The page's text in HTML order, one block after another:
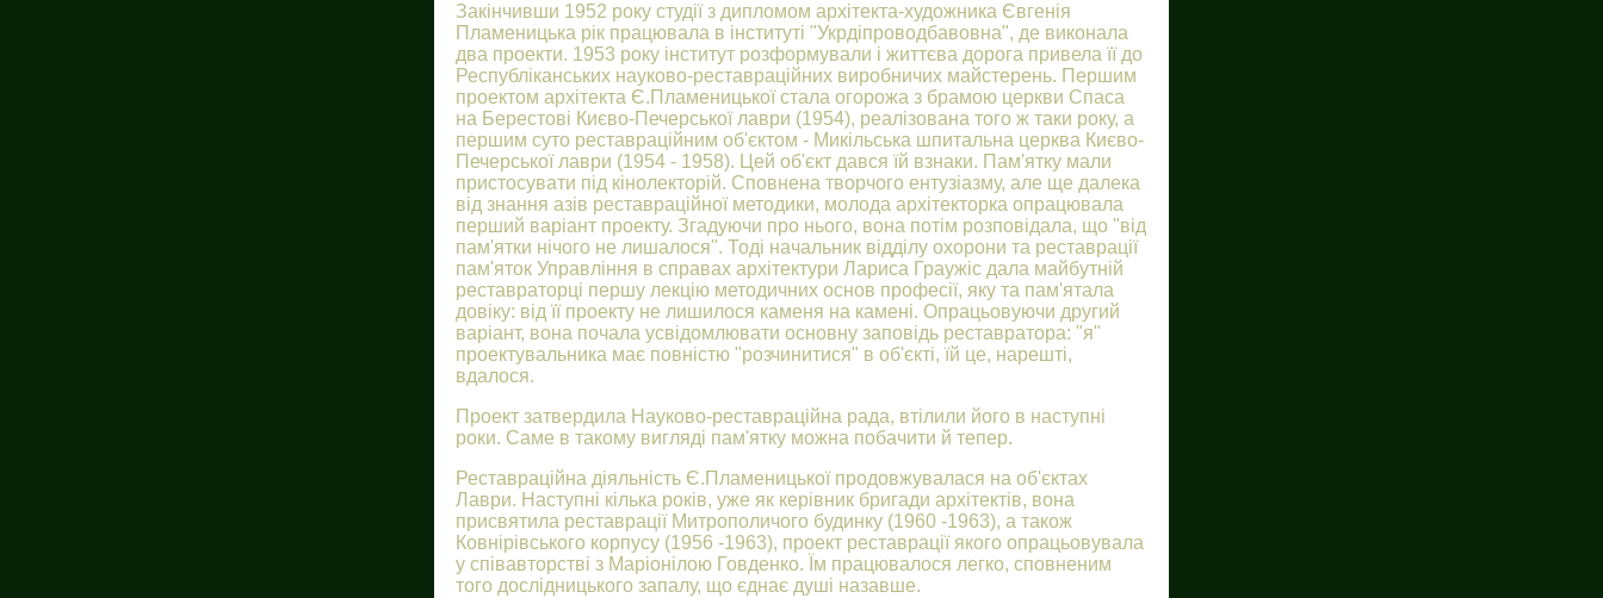
Закінчивши 1952 року студії з дипломом архітекта-художника Євгенія
Пламеницька рік працювала в інституті "Укрдіпроводбавовна", де виконала
два проекти. 1953 року інститут розформували і життєва дорога привела її до
Республіканських науково-реставраційних виробничих майстерень. Першим
проектом архітекта Є.Пламеницької стала огорожа з брамою церкви Спаса
на Берестові Києво-Печерської лаври (1954), реалізована того ж таки року, а
першим суто реставраційним об'єктом - Микільська шпитальна церква Києво-
Печерської лаври (1954 - 1958). Цей об'єкт дався їй взнаки. Пам'ятку мали
пристосувати під кінолекторій. Сповнена творчого ентузіазму, але ще далека
від знання азів реставраційної методики, молода архітекторка опрацювала
перший варіант проекту. Згадуючи про нього, вона потім розповідала, що "від
пам'ятки нічого не лишалося". Тоді начальник відділу охорони та реставрації
пам'яток Управління в справах архітектури Лариса Граужіс дала майбутній
реставраторці першу лекцію методичних основ професії, яку та пам'ятала
довіку: від її проекту не лишилося каменя на камені. Опрацьовуючи другий
варіант, вона почала усвідомлювати основну заповідь реставратора: "я"
проектувальника має повністю "розчинитися" в об'єкті, їй це, нарешті,
вдалося.
Проект затвердила Науково-реставраційна рада, втілили його в наступні
роки. Саме в такому вигляді пам'ятку можна побачити й тепер.
Реставраційна діяльність Є.Пламеницької продовжувалася на об'єктах
Лаври. Наступні кілька років, уже як керівник бригади архітектів, вона
присвятила реставрації Митрополичого будинку (1960 -1963), а також
Ковнірівського корпусу (1956 -1963), проект реставрації якого опрацьовувала
у співавторстві з Маріонілою Говденко. Їм працювалося легко, сповненим
того дослідницького запалу, що єднає душі назавше.